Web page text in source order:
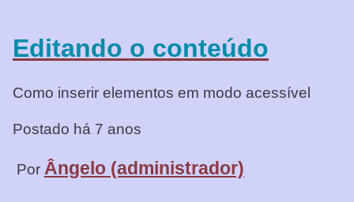
Editando o conteúdo
Como inserir elementos em modo acessível
Postado há 7 anos
Por Ângelo (administrador)